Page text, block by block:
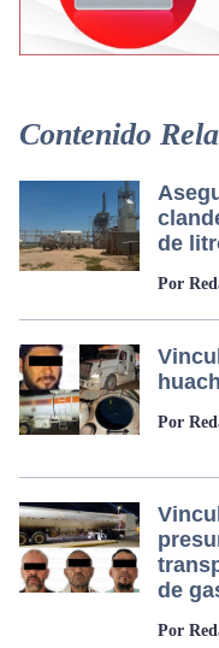
Contenido
de
Por
Por
de
Por